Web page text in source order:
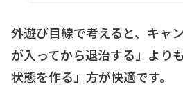
外遊び目線で考えると、キャ
が入ってから退治する」より
状態を作る」方が快適です。